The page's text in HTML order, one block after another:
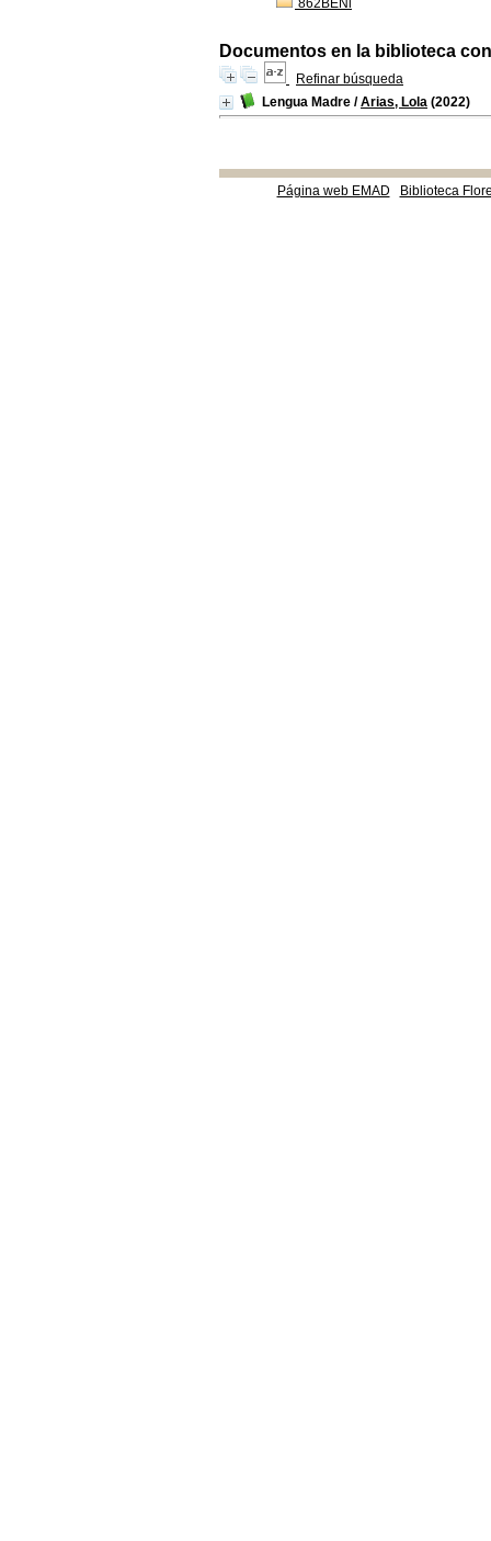
862BENi
Documentos en la biblioteca
Refinar búsqueda
Lengua Madre /Arias, Lola (2022)
Página web EMAD Biblioteca